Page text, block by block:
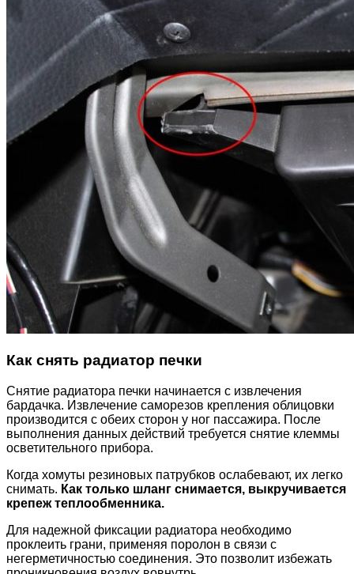
Как снять радиатор печки
Снятие радиатора печки начинается с извлечения
бардачка. Извлечение саморезов крепления облицовки
производится с обеих сторон у ног пассажира. После
выполнения данных действий требуется снятие клеммы
осветительного прибора.
Когда хомуты резиновых патрубков ослабевают, их легко
снимать. Как только шланг снимается, выкручивается
крепеж теплообменника.
Для надежной фиксации радиатора необходимо
проклеить грани, применяя поролон в связи с
негерметичностью соединения. Это позволит избежать